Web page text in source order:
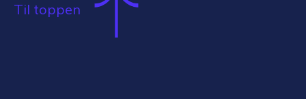
Til toppen